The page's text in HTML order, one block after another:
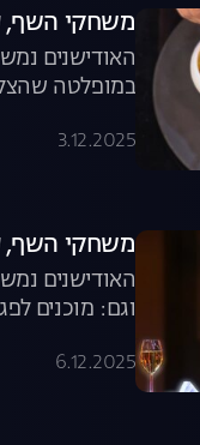
משחקי השף, עונה 8, פרק 12:
האודישנים
במופלטה
3.12.2025
משחקי השף, עונה 8, פרק 13: יצירת
האודישנים
וגם: מוכנים
6.12.2025